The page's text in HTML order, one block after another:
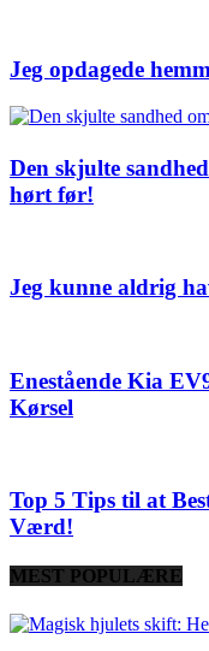
Jeg opdagede
Den skjulte
hørt før!
Jeg kunne aldrig
Enestående Kia
Kørsel
Top 5 Tips til at
Værd!
MEST POPULÆRE